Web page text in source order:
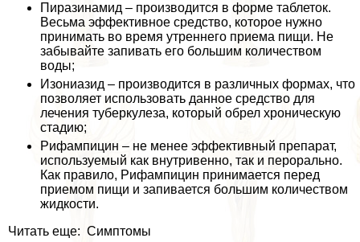
Пиразинамид – производится в форме таблеток.
Весьма эффективное средство, которое нужно
принимать во время утреннего приема пищи. Не
забывайте запивать его большим количеством
воды;
Изониазид – производится в различных формах, что
позволяет использовать данное средство для
лечения туберкулеза, который обрел хроническую
стадию;
Рифампицин – не менее эффективный препарат,
используемый как внутривенно, так и перopaльно.
Как правило, Рифампицин принимается перед
приемом пищи и запивается большим количеством
жидкости.
Читать еще: Симптомы